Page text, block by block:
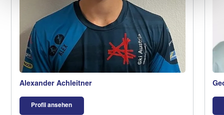
Alexander Achleitner
Profil ansehen